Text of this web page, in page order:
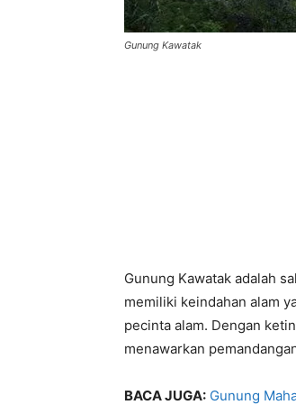
Gunung Kawatak
Gunung Kawatak adalah
memiliki keindahan alam
pecinta alam. Dengan
menawarkan
BACA JUGA: Gunung